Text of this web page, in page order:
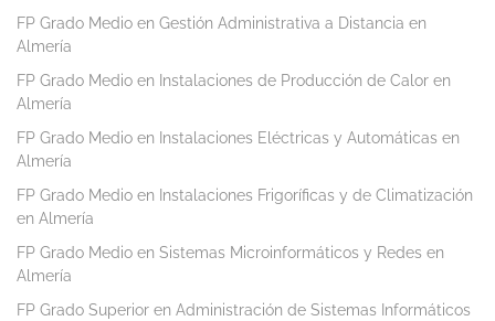
FP Grado Medio en Gestión Administrativa a Distancia en
Almería
FP Grado Medio en Instalaciones de Producción de Calor en
Almería
FP Grado Medio en Instalaciones Eléctricas y Automáticas en
Almería
FP Grado Medio en Instalaciones Frigoríficas y de Climatización
en Almería
FP Grado Medio en Sistemas Microinformáticos y Redes en
Almería
FP Grado Superior en Administración de Sistemas Informáticos